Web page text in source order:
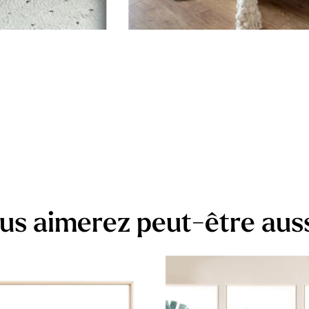
aimerez peut-être